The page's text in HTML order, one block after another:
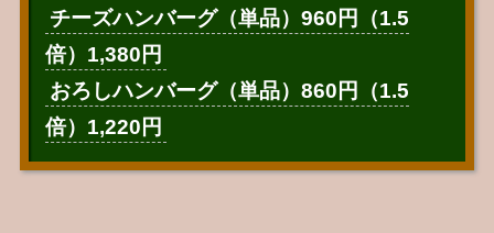
チーズハンバーグ（単品）960円（1.5
倍）1,380円
おろしハンバーグ（単品）860円（1.5
倍）1,220円